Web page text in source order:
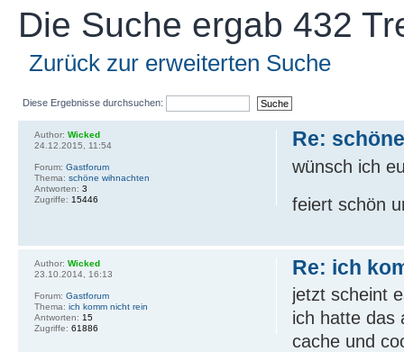
Die Suche ergab 432
Zurück zur erweiterten Suche
Diese Ergebnisse durchsuchen:
Re:
wünsch ich
feiert schön
Author: Wicked
24.12.2015, 11:54
Forum: Gastforum
Thema: schöne wihnachten
Antworten: 3
Zugriffe: 15446
Re: ich
jetzt scheint
ich hatte das
cache und
Author: Wicked
23.10.2014, 16:13
Forum: Gastforum
Thema: ich komm nicht rein
Antworten: 15
Zugriffe: 61886